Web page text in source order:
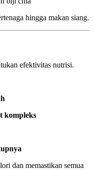
hingga makan siang.
efektivitas nutrisi.
kompleks
dan memastikan semua